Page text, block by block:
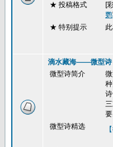
★ 投稿格式
[
鹦
★ 特别提示
滴水藏海——微型诗
微型诗简介
要
微型诗精选